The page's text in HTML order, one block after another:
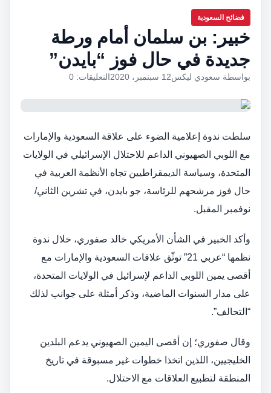
فضائح السعودية
خبير: بن سلمان أمام ورطة
جديدة في حال فوز “بايدن”
بواسطة سعودي ليكس12 سبتمبر، 2020 التعليقات: 0
سلطت ندوة إعلامية الضوء على علاقة السعودية والإمارات
مع اللوبي الصهيوني الداعم للاحتلال الإسرائيلي في الولايات
المتحدة، وسياسة الديمقراطيين تجاه الأنظمة العربية في
حال فوز مرشحهم للرئاسة، جو بايدن، في تشرين الثاني/
نوفمبر المقبل.
وأكد الخبير في الشأن الأمريكي خالد صفوري، خلال ندوة
نظمها “عربي 21” توثّق علاقات السعودية والإمارات مع
أقصى يمين اللوبي الداعم لإسرائيل في الولايات المتحدة،
على مدار السنوات الماضية، وذكر أمثلة على جوانب لذلك
“التحالف”.
وقال صفوري؛ إن أقصى اليمين الصهيوني يدعم البلدين
الخليجيين، اللذين اتخذا خطوات غير مسبوقة في تاريخ
المنطقة لتطبيع العلاقات مع الاحتلال.